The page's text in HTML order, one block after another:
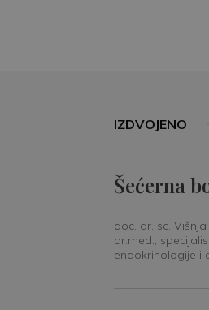
IZDVOJENO
Šećerna
doc. dr. sc. Višnja
dr.med.,
endokrinologije i